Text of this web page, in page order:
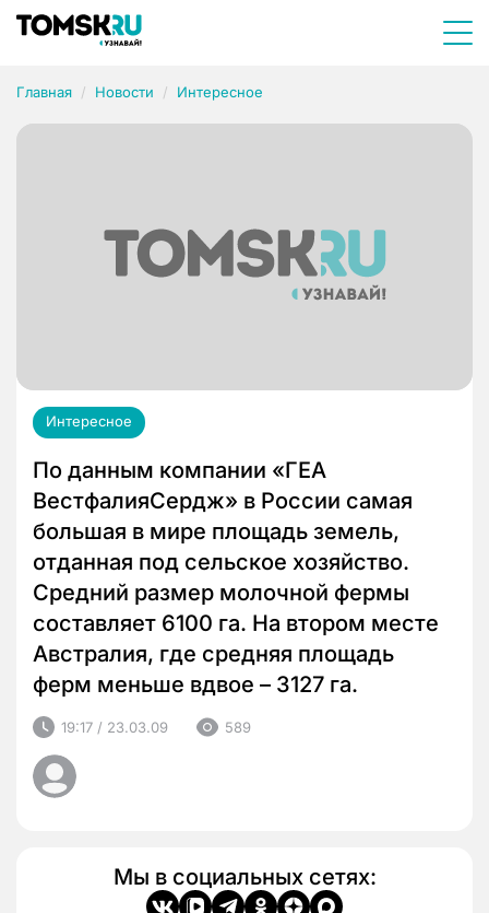
Главная Новости Интересное
Интересное
По данным компании «ГЕА
ВестфалияСердж» в России самая
большая в мире площадь земель,
отданная под сельское хозяйство.
Средний размер молочной фермы
составляет 6100 га. На втором месте
Австралия, где средняя площадь
ферм меньше вдвое – 3127 га.
19:17 / 23.03.09 589
Мы в социальных сетях: